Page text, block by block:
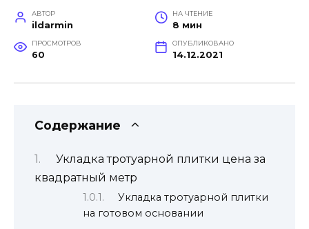
АВТОР
ildarmin
НА ЧТЕНИЕ
8 мин
ПРОСМОТРОВ
60
ОПУБЛИКОВАНО
14.12.2021
Содержание
Укладка тротуарной плитки цена за
квадратный метр
Укладка тротуарной плитки
на готовом основании